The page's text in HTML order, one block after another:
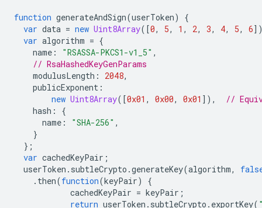
function generateAndSign(userToken)
{
var data = new Uint8Array([0, 5, 1 , 2, 3, 4, 5, 6
var algorithm = {
name : "RSASSA-PKCS1-v1_5" ,
// RsaHashedKeyGenParams
modulusLength : 2048,
publicExponent :
new Uint8Array([0x01 , 0x00, 0x01 ]),
//
hash :
{
name : "SHA-256" ,
}
};
var cachedKeyPair ;
userToken . subtleCrypto .generateKey(algorithm,
. then(function(keyPair)
{
cachedKeyPair = keyPair ;
return userToken . subtleCrypto . exportKey(